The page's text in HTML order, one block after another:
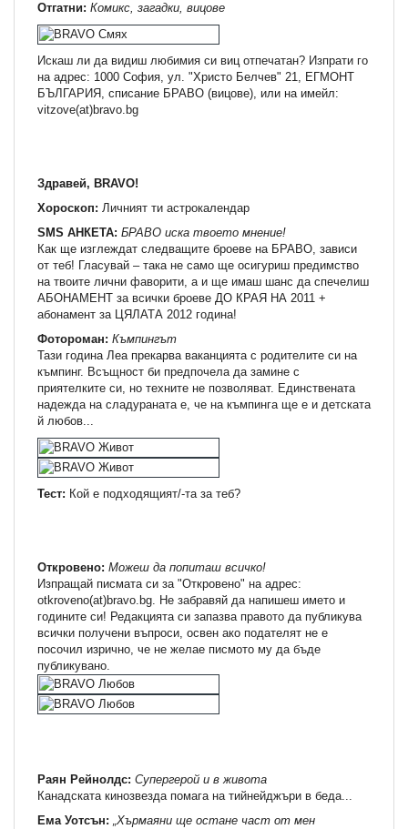
Отгатни: Комикс, загадки, вицове
Искаш ли да видиш любимия си виц отпечатан? Изпрати го
на адрес: 1000 София, ул. "Христо Белчев" 21, ЕГМОНТ
БЪЛГАРИЯ, списание БРАВО (вицове), или на имейл:
vitzove(at)bravo.bg
Здравей, BRAVO!
Хороскоп: Личният ти астрокалендар
SMS AНКЕТА: БРАВО иска твоето мнение!
Как ще изглеждат следващите броеве на БРАВО, зависи
от теб! Гласувай – така не само ще осигуриш предимство
на твоите лични фаворити, а и ще имаш шанс да спечелиш
АБОНАМЕНТ за всички броеве ДО КРАЯ НА 2011 +
абонамент за ЦЯЛАТА 2012 година!
Фотороман: Къмпингът
Тази година Леа прекарва ваканцията с родителите си на
къмпинг. Всъщност би предпочела да замине с
приятелките си, но техните не позволяват. Единствената
надежда на сладураната е, че на къмпинга ще е и детската
й любов...
Тест: Кой е подходящият/-та за теб?
Откровено: Можеш да попиташ всичко!
Изпращай писмата си за "Откровено" на адрес:
otkroveno(at)bravo.bg. Не забравяй да напишеш името и
годините си! Редакцията си запазва правото да публикува
всички получени въпроси, освен ако подателят не е
посочил изрично, че не желае писмото му да бъде
публикувано.
Раян Рейнолдс: Супергерой и в живота
Канадската кинозвезда помага на тийнейджъри в беда...
Ема Уотсън: „Хърмаяни ще остане част от мен